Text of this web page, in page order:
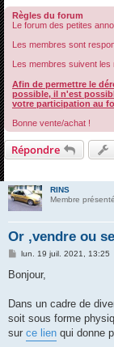
Règles du forum
Le forum des petites
Les membres sont
Les membres suivent les
Afin de permettre le
possible, il n'est
votre participation au
Bonne vente/achat !
Répondre
RINS
Membre présenté
Or ,vendre ou
M
s
g
lun. 19 juil. 2021, 13:25
Bonjour,
Dans un cadre de
soit sous forme
sur ce lien qui donne